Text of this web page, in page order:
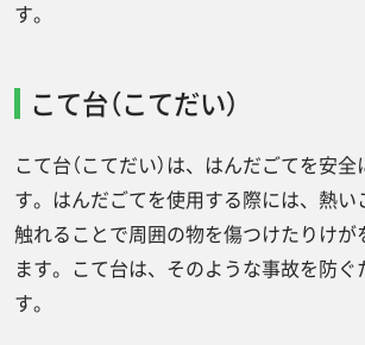
す。
こて台（こてだい）
こて台（こてだい）は、はんだごてを安
す。はんだごてを使用する際には、熱
触れることで周囲の物を傷つけたりけが
ます。こて台は、そのような事故を防ぐ
す。